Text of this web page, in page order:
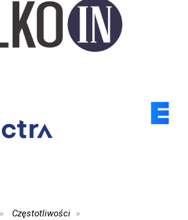
Częstotliwości